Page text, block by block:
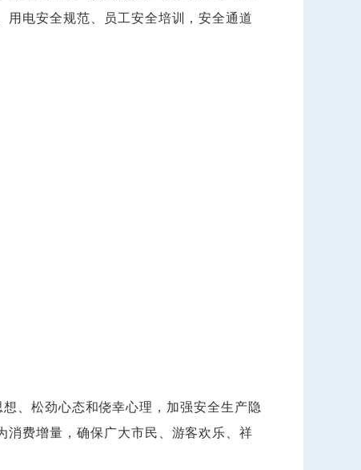
用电安全规范、员工安全培训，安全通道
、松劲心态和侥幸心理，加强安全生产隐
消费增量，确保广大市民、游客欢乐、祥